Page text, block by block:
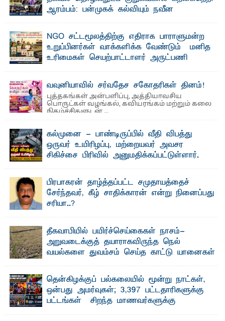
ஆரம்பம்: பன்முகக் கல்வியும் நவீன
பேராசிரியர் எம். எம். பாஸில்
தெ ன்கிழக்குப் பல்கலைக்கழகத்தின் கலை மற்றும் கலாசார
பீடத்தின் புவியியல் துறையினால் ...
NGO சட்டமூலத்திற்கு எதிராக பாராளுமன்ற
உறுப்பினர்கள் வாக்களிக்க வேண்டும் – மனித
உரிமைகள் செயற்பாட்டாளர் அருட்பணி
ஜே. எப். காமிலா பேகம்- இ லங்கை அரசாங்கம் அரசுசாரா
அமைப்புகள் (NGO) தொடர்பான புதிய சட்டமூலத்தை ...
வவுனியாவில் சர்வதேச சகோதரிகள் தினம்!
புத்தகங்கள் அன்பளிப்பு, அத்தியாவசிய
பொருட்கள் வழங்கல், கவியரங்கம் மற்றும் கலை
நிகழ்ச்சிகளுடன் ...
கல்முனை - பாண்டிருப்பில் வீதி விபத்து
ஒருவர் உயிரிழப்பு, மற்றையவர் அவசர
சிகிச்சை பிரிவில் அனுமதிக்கப்பட்டுள்ளார்.
பாண்டிருப்பு ...பிரபாகரன் தாழ்த்தப்பட்ட சமுதாயத்தைச்
சேர்ந்தவர், கீழ் சாதிக்காரன் என்று நினைப்பது
சரியா..?
தீகவாபியில் பயிர்ச்செய்கைகள் நாசம்-
அறுவடைக்குத் தயாராகவிருந்த நெல்
வயல்களை துவம்சம் செய்த காட்டு யானைகள்
காணப்பட்ட பல ...தென்கிழக்குப் பல்கலையில் மூன்று நாட்கள்,
ஒன்பது அமர்வுகள்; 3,397 பட்டதாரிகளுக்கு
பட்டங்கள் – சிறந்த மாணவர்களுக்கு